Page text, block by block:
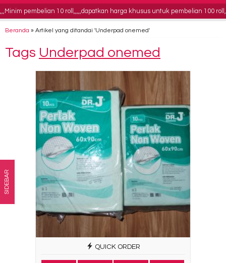
pembelian 10 roll,,,,,dapatkan harga khusus untuk pembelian 100
Beranda » Artikel yang ditandai 'Underpad onemed'
Tags Underpad onemed
QUICK ORDER
SIDEBAR